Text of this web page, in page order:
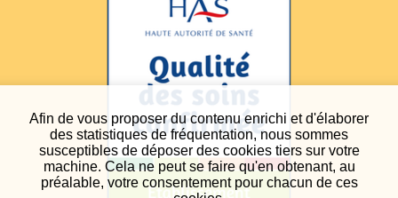
Afin de vous proposer du contenu enrichi et d'élaborer
des statistiques de fréquentation, nous sommes
susceptibles de déposer des cookies tiers sur votre
machine. Cela ne peut se faire qu'en obtenant, au
préalable, votre consentement pour chacun de ces